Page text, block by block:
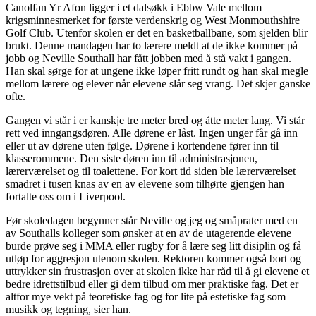
Canolfan Yr Afon ligger i et dalsøkk i Ebbw Vale mellom
krigsminnesmerket for første verdenskrig og West Monmouthshire
Golf Club. Utenfor skolen er det en basketballbane, som sjelden blir
brukt. Denne mandagen har to lærere meldt at de ikke kommer på
jobb og Neville Southall har fått jobben med å stå vakt i gangen.
Han skal sørge for at ungene ikke løper fritt rundt og han skal megle
mellom lærere og elever når elevene slår seg vrang. Det skjer ganske
ofte.
Gangen vi står i er kanskje tre meter bred og åtte meter lang. Vi står
rett ved inngangsdøren. Alle dørene er låst. Ingen unger får gå inn
eller ut av dørene uten følge. Dørene i kortendene fører inn til
klasserommene. Den siste døren inn til administrasjonen,
lærerværelset og til toalettene. For kort tid siden ble lærerværelset
smadret i tusen knas av en av elevene som tilhørte gjengen han
fortalte oss om i Liverpool.
Før skoledagen begynner står Neville og jeg og småprater med en
av Southalls kolleger som ønsker at en av de utagerende elevene
burde prøve seg i MMA eller rugby for å lære seg litt disiplin og få
utløp for aggresjon utenom skolen. Rektoren kommer også bort og
uttrykker sin frustrasjon over at skolen ikke har råd til å gi elevene et
bedre idrettstilbud eller gi dem tilbud om mer praktiske fag. Det er
altfor mye vekt på teoretiske fag og for lite på estetiske fag som
musikk og tegning, sier han.